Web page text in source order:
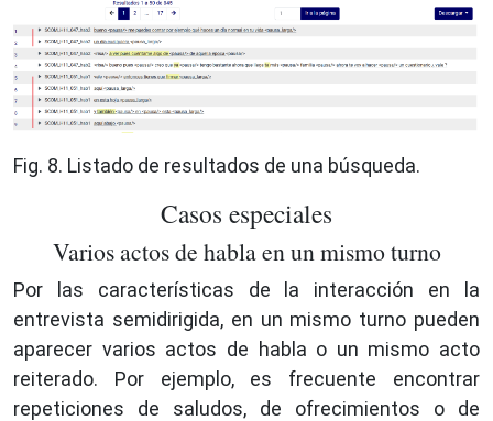
Fig. 8. Listado de resultados de una búsqueda.
Casos especiales
Varios actos de habla en un mismo turno
Por las características de la interacción en la
entrevista semidirigida, en un mismo turno pueden
aparecer varios actos de habla o un mismo acto
reiterado. Por ejemplo, es frecuente encontrar
repeticiones de saludos, de ofrecimientos o de